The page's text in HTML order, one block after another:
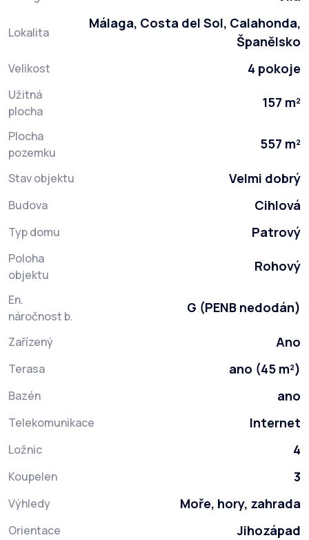
Lokalita
Málaga, Costa del Sol, Calahonda,
Španělsko
Velikost 4 pokoje
Užitná
plocha
157 m²
Plocha
pozemku
557 m²
Stav objektu Velmi dobrý
Budova Cihlová
Typ domu Patrový
Poloha
objektu
Rohový
En.
náročnost b.
G (PENB nedodán)
Zařízený Ano
Terasa ano (45 m²)
Bazén ano
Telekomunikace Internet
Ložnic 4
Koupelen 3
Výhledy Moře, hory, zahrada
Orientace Jihozápad